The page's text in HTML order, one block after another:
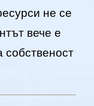
не се
вече е
собственост